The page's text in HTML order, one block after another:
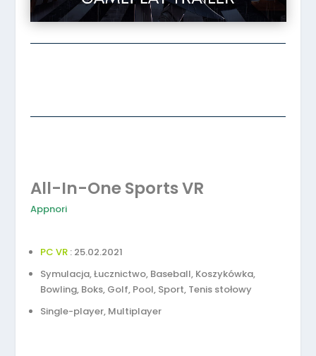
All-In-One Sports VR
Appnori
PC VR : 25.02.2021
Symulacja, Łucznictwo, Baseball, Koszykówka,
Bowling, Boks, Golf, Pool, Sport, Tenis stołowy
Single-player, Multiplayer